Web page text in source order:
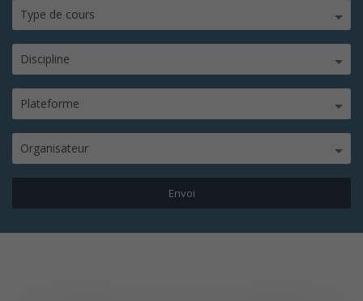
Type de cours
Discipline
Plateforme
Organisateur